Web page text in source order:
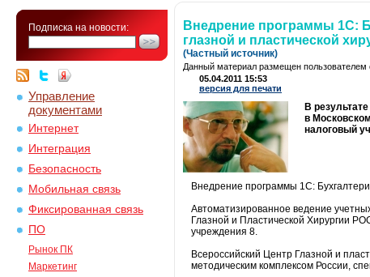
Подписка на новости:
Управление
документами
Интернет
Интеграция
Безопасность
Мобильная связь
Фиксированная связь
ПО
Рынок ПК
Маркетинг
Внедрение программы 1С:
глазной и пластической
(Частный источник)
Данный материал размещен
05.04.2011 15:53
версия для печати
В
в
налоговый
Внедрение программы 1С:
Автоматизированное ведение
Глазной и Пластической Хирургии
учреждения 8.
Всероссийский Центр Глазной и
методическим комплексом России,